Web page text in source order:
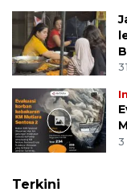
3
Terkini